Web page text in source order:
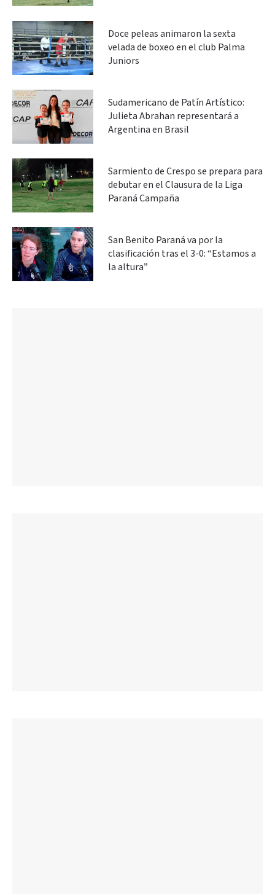
Doce peleas animaron la sexta
velada de boxeo en el club Palma
Juniors
Sudamericano de Patín Artístico:
Julieta Abrahan representará a
Argentina en Brasil
Sarmiento de Crespo se prepara para
debutar en el Clausura de la Liga
Paraná Campaña
San Benito Paraná va por la
clasificación tras el 3-0: “Estamos a
la altura”